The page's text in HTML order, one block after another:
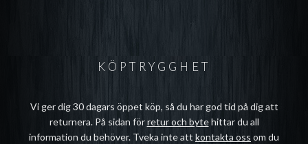
KÖPTRYGGHET
Vi ger dig 30 dagars öppet köp, så du har god tid på dig att
returnera. På sidan förretur och bytehittar du all
information du behöver. Tveka inte att kontakta oss om du